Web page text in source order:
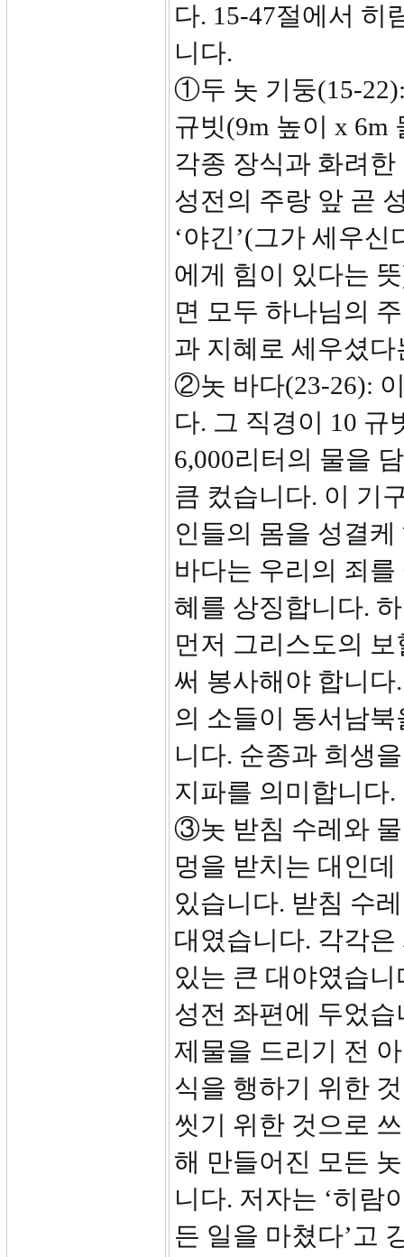
다. 15-47절에서 히
니다.
①두 놋 기둥(15-
규빗(9m 높이 x 6m
각종 장식과 화려
성전의 주랑 앞 곧
‘야긴’(그가 세우
에게 힘이 있다는
면 모두 하나님의
과 지혜로 세우셨
②놋 바다(23-26):
다. 그 직경이 10 규
6,000리터의 물을
큼 컸습니다. 이 기
인들의 몸을 성결
바다는 우리의 죄
혜를 상징합니다.
먼저 그리스도의
써 봉사해야 합니
의 소들이 동서남
니다. 순종과 희생
지파를 의미합니다.
③놋 받침 수레와
멍을 받치는 대인
있습니다. 받침 수
대였습니다. 각각
있는 큰 대야였습
성전 좌편에 두었
제물을 드리기 전
식을 행하기 위한
씻기 위한 것으로
해 만들어진 모든
니다. 저자는 ‘히람
든 일을 마쳤다’고